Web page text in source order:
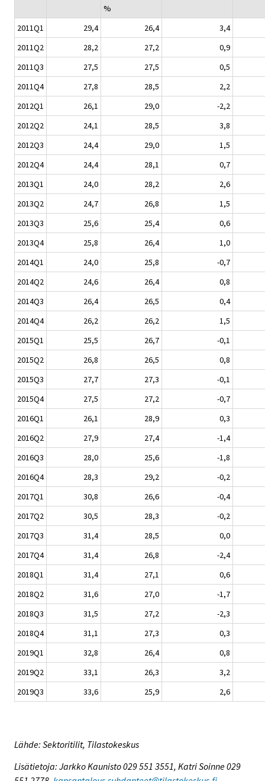
%
2011Q1 29,4 26,4
3,4
2011Q2
28,2 27,2
0,9
2011Q3
27,5 27,5
0,5
2011Q4
27,8 28,5
2,2
2012Q1
26,1 29,0
-2,2
2012Q2
24,1 28,5
3,8
2012Q3
24,4 29,0
1,5
2012Q4
24,4 28,1
0,7
2013Q1
24,0 28,2
2,6
2013Q2
24,7 26,8
1,5
2013Q3
25,6 25,4
0,6
2013Q4
25,8 26,4
1,0
2014Q1
24,0 25,8
-0,7
2014Q2
24,6 26,4
0,8
2014Q3
26,4 26,5
0,4
2014Q4
26,2 26,2
1,5
2015Q1
25,5 26,7
-0,1
2015Q2
26,8 26,5
0,8
2015Q3
27,7 27,3
-0,1
2015Q4
27,5 27,2
-0,7
2016Q1
26,1 28,9
0,3
2016Q2
27,9 27,4
-1,4
2016Q3
28,0 25,6
-1,8
2016Q4
28,3 29,2
-0,2
2017Q1
30,8 26,6
-0,4
2017Q2
30,5 28,3
-0,2
2017Q3
31,4 28,5
0,0
2017Q4
31,4 26,8
-2,4
2018Q1
31,4 27,1
0,6
2018Q2
31,6 27,0
-1,7
2018Q3
31,5 27,2
-2,3
2018Q4
31,1 27,3
0,3
2019Q1
32,8 26,4
0,8
2019Q2
33,1 26,3
3,2
2019Q3
33,6 25,9 2,6
Lähde: Sektoritilit, Tilastokeskus
Lisätietoja: Jarkko Kaunisto 029 551 3551, Katri Soinne 029